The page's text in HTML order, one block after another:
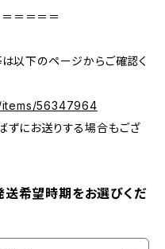
＝＝＝＝
は以下のページからご確認く
56347964
ずにお送りする場合もござ
送希望時期をお選びくだ